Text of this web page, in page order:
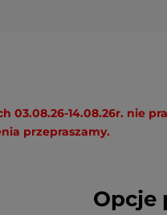
03.08.26-14.08.26r. nie
przepraszamy.
Opcje